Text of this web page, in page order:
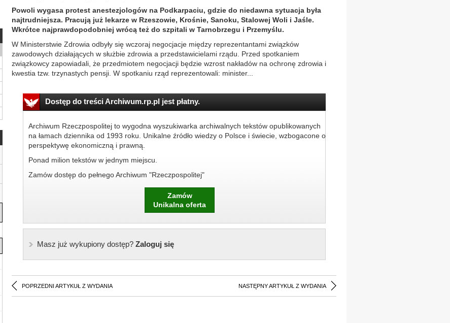
Powoli wygasa protest anestezjologów na Podkarpaciu, gdzie do niedawna sytuacja była
najtrudniejsza. Pracują już lekarze w Rzeszowie, Krośnie, Sanoku, Stalowej Woli i Jaśle.
Wkrótce najprawdopodobniej wrócą też do szpitali w Tarnobrzegu i Przemyślu.
W Ministerstwie Zdrowia odbyły się wczoraj negocjacje między reprezentantami związków
zawodowych działających w służbie zdrowia a przedstawicielami rządu. Przed spotkaniem
związkowcy zapowiadali, że przedmiotem negocjacji będzie wzrost nakładów na ochronę zdrowia i
kwestia tzw. trzynastych pensji. W spotkaniu rząd reprezentowali: minister...
Dostęp do treści Archiwum.rp.pl jest płatny.
Archiwum Rzeczpospolitej to wygodna wyszukiwarka archiwalnych tekstów opublikowanych
na łamach dziennika od 1993 roku. Unikalne źródło wiedzy o Polsce i świecie, wzbogacone o
perspektywę ekonomiczną i prawną.
Ponad milion tekstów w jednym miejscu.
Zamów dostęp do pełnego Archiwum "Rzeczpospolitej"
Zamów
Unikalna oferta
Masz już wykupiony dostęp?Zaloguj się
POPRZEDNI ARTYKUŁ Z WYDANIA NASTĘPNY ARTYKUŁ Z WYDANIA